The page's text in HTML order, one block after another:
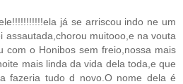
já se arriscou indo ne um
assautada,chorou muitooo,e na vouta
com o Honibos sem freio,nossa mais
mais linda da vida dela toda,e que
fazeria tudo d novo.O nome dela é